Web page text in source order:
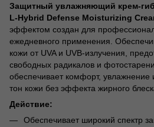
Защитный увлажняющий крем-
L-Hybrid Defense Moisturizing
эффектом создан для
ежедневного применения.
кожи от UVA и UVB-излучения,
свободных радикалов и
обеспечивает комфорт, увлажнение
тон кожи без эффекта жирного
Действие:
Обеспечивает широкий спектр